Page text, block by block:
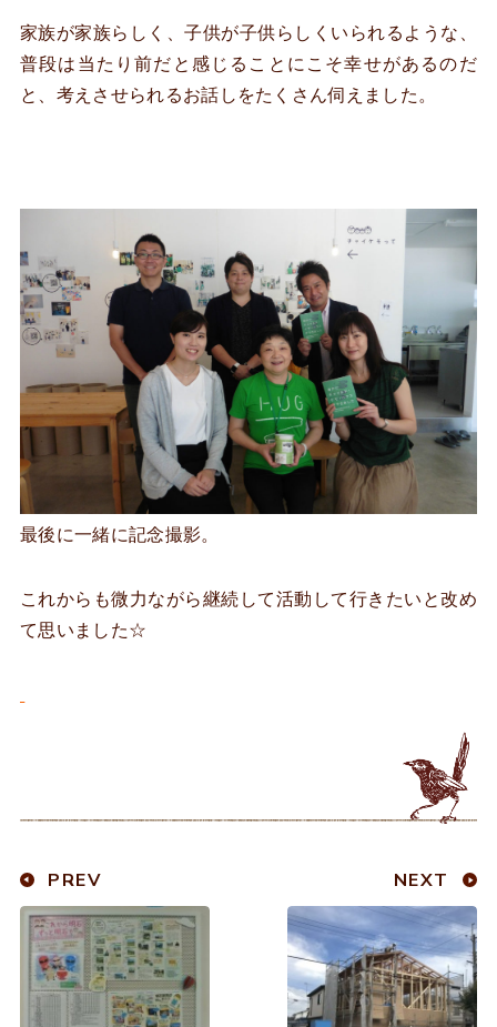
家族が家族らしく、子供が子供らしくいられるような、
普段は当たり前だと感じることにこそ幸せがあるのだ
と、考えさせられるお話しをたくさん伺えました。
最後に一緒に記念撮影。
これからも微力ながら継続して活動して行きたいと改め
て思いました☆
PREV NEXT